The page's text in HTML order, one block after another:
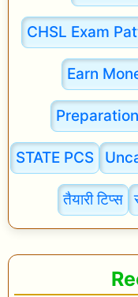
CHSL Exam
Earn
STATE PCS
तैयारी टिप्स